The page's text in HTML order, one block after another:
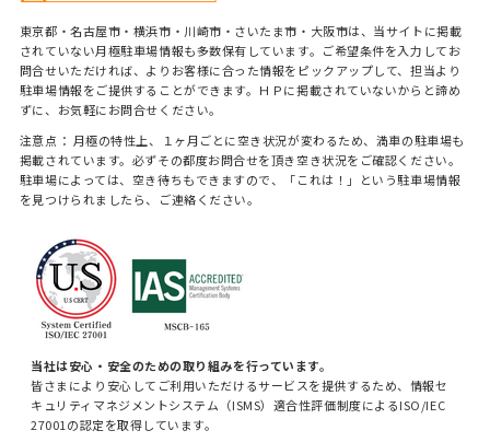
東京都・名古屋市・横浜市・川崎市・さいたま市・大阪市は、当サイトに掲載
されていない月極駐車場情報も多数保有しています。ご希望条件を入力してお
問合せいただければ、よりお客様に合った情報をピックアップして、担当より
駐車場情報をご提供することができます。ＨＰに掲載されていないからと諦め
ずに、お気軽にお問合せください。
注意点： 月極の特性上、１ヶ月ごとに空き状況が変わるため、満車の駐車場も
掲載されています。必ずその都度お問合せを頂き空き状況をご確認ください。
駐車場によっては、空き待ちもできますので、「これは！」という駐車場情報
を見つけられましたら、ご連絡ください。
当社は安心・安全のための取り組みを行っています。
皆さまにより安心してご利用いただけるサービスを提供するため、情報セ
キュリティマネジメントシステム（ISMS）適合性評価制度によるISO/IEC
27001の認定を取得しています。